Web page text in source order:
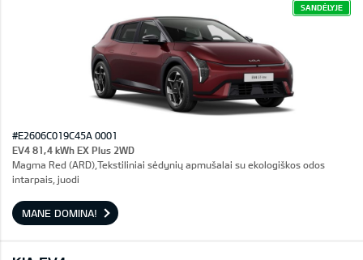
SANDĖLYJE
#E2606C019C45A 0001
EV4 81,4 kWh EX Plus 2WD
Magma Red (ARD),Tekstiliniai sėdynių apmušalai su ekologiškos odos
intarpais, juodi
MANE DOMINA!